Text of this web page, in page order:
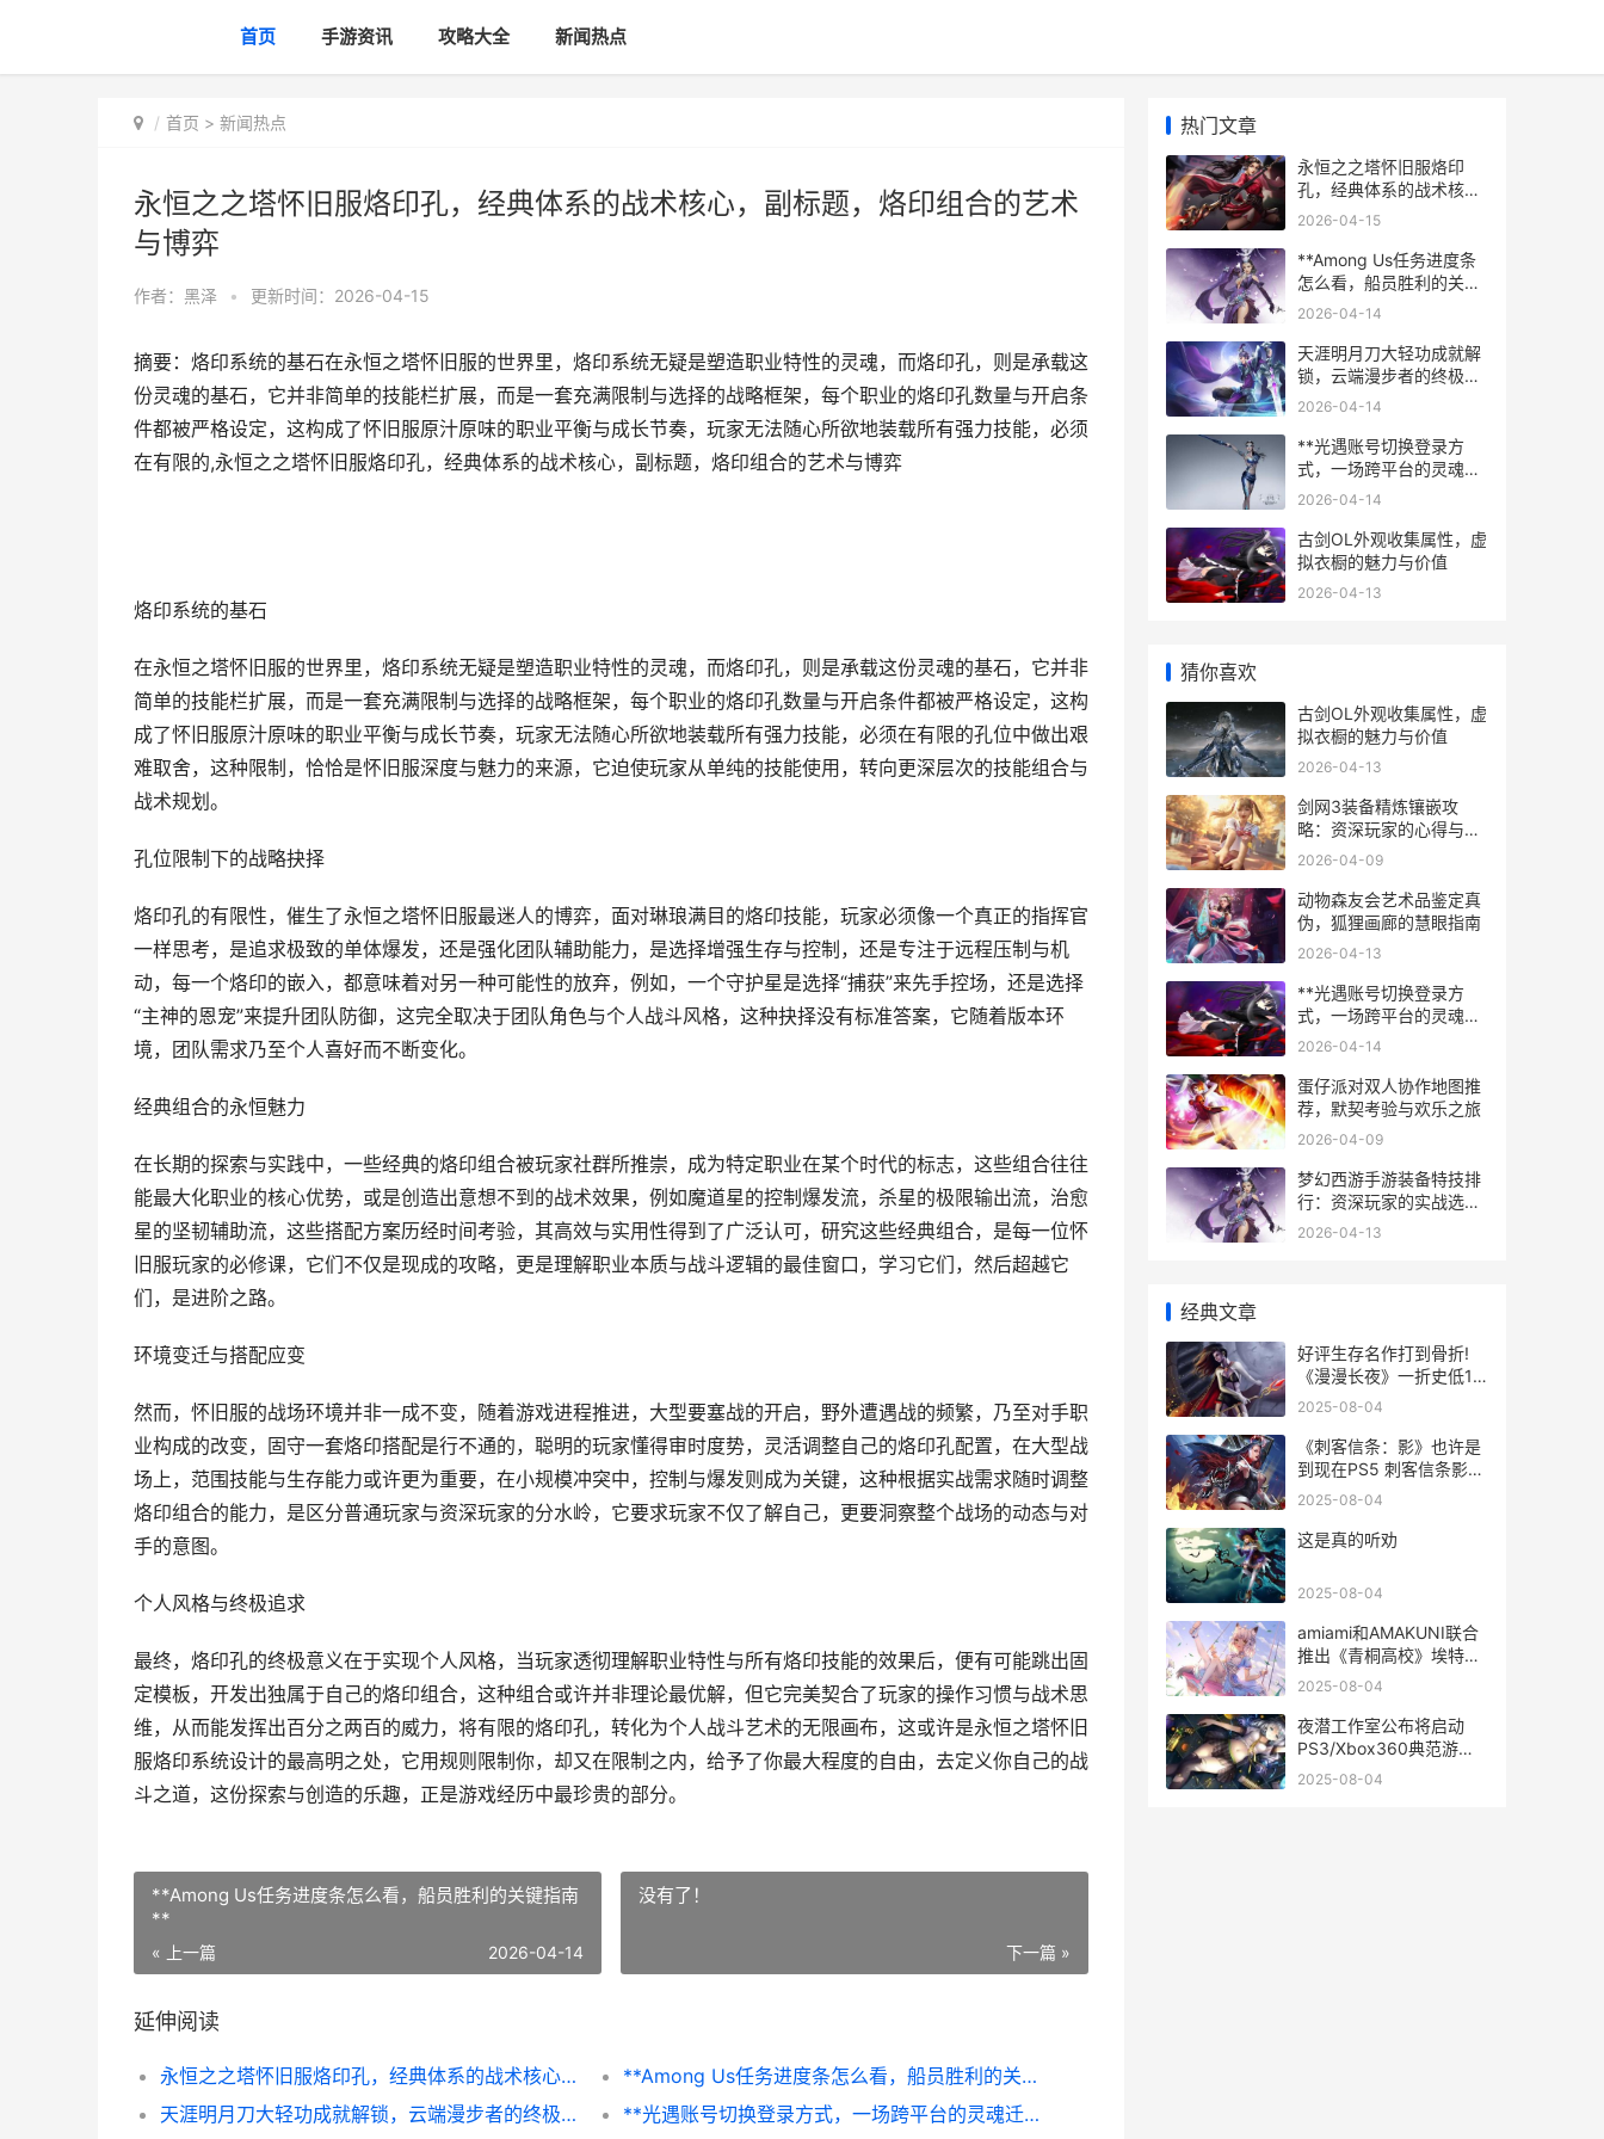
首页 手游资讯 攻略大全 新闻热点
首页 > 新闻热点
永恒之之塔怀旧服烙印孔，经典体系的战术核心，副标题，烙印组合的艺术
与博弈
作者： 黑泽 • 更新时间：2026-04-15
摘要：烙印系统的基石在永恒之塔怀旧服的世界里，烙印系统无疑是塑造职业特性的灵魂，而烙印孔，则是承载这
份灵魂的基石，它并非简单的技能栏扩展，而是一套充满限制与选择的战略框架，每个职业的烙印孔数量与开启条
件都被严格设定，这构成了怀旧服原汁原味的职业平衡与成长节奏，玩家无法随心所欲地装载所有强力技能，必须
在有限的,永恒之之塔怀旧服烙印孔，经典体系的战术核心，副标题，烙印组合的艺术与博弈
烙印系统的基石
在永恒之塔怀旧服的世界里，烙印系统无疑是塑造职业特性的灵魂，而烙印孔，则是承载这份灵魂的基石，它并非
简单的技能栏扩展，而是一套充满限制与选择的战略框架，每个职业的烙印孔数量与开启条件都被严格设定，这构
成了怀旧服原汁原味的职业平衡与成长节奏，玩家无法随心所欲地装载所有强力技能，必须在有限的孔位中做出艰
难取舍，这种限制，恰恰是怀旧服深度与魅力的来源，它迫使玩家从单纯的技能使用，转向更深层次的技能组合与
战术规划。
孔位限制下的战略抉择
烙印孔的有限性，催生了永恒之塔怀旧服最迷人的博弈，面对琳琅满目的烙印技能，玩家必须像一个真正的指挥官
一样思考，是追求极致的单体爆发，还是强化团队辅助能力，是选择增强生存与控制，还是专注于远程压制与机
动，每一个烙印的嵌入，都意味着对另一种可能性的放弃，例如，一个守护星是选择“捕获”来先手控场，还是选择
“主神的恩宠”来提升团队防御，这完全取决于团队角色与个人战斗风格，这种抉择没有标准答案，它随着版本环
境，团队需求乃至个人喜好而不断变化。
经典组合的永恒魅力
在长期的探索与实践中，一些经典的烙印组合被玩家社群所推崇，成为特定职业在某个时代的标志，这些组合往往
能最大化职业的核心优势，或是创造出意想不到的战术效果，例如魔道星的控制爆发流，杀星的极限输出流，治愈
星的坚韧辅助流，这些搭配方案历经时间考验，其高效与实用性得到了广泛认可，研究这些经典组合，是每一位怀
旧服玩家的必修课，它们不仅是现成的攻略，更是理解职业本质与战斗逻辑的最佳窗口，学习它们，然后超越它
们，是进阶之路。
环境变迁与搭配应变
然而，怀旧服的战场环境并非一成不变，随着游戏进程推进，大型要塞战的开启，野外遭遇战的频繁，乃至对手职
业构成的改变，固守一套烙印搭配是行不通的，聪明的玩家懂得审时度势，灵活调整自己的烙印孔配置，在大型战
场上，范围技能与生存能力或许更为重要，在小规模冲突中，控制与爆发则成为关键，这种根据实战需求随时调整
烙印组合的能力，是区分普通玩家与资深玩家的分水岭，它要求玩家不仅了解自己，更要洞察整个战场的动态与对
手的意图。
个人风格与终极追求
最终，烙印孔的终极意义在于实现个人风格，当玩家透彻理解职业特性与所有烙印技能的效果后，便有可能跳出固
定模板，开发出独属于自己的烙印组合，这种组合或许并非理论最优解，但它完美契合了玩家的操作习惯与战术思
维，从而能发挥出百分之两百的威力，将有限的烙印孔，转化为个人战斗艺术的无限画布，这或许是永恒之塔怀旧
服烙印系统设计的最高明之处，它用规则限制你，却又在限制之内，给予了你最大程度的自由，去定义你自己的战
斗之道，这份探索与创造的乐趣，正是游戏经历中最珍贵的部分。
**Among Us任务进度条怎么看，船员胜利的关键指南
**
« 上一篇 2026-04-14
没有了！
下一篇 »
延伸阅读
永恒之之塔怀旧服烙印孔，经典体系的战术核心，副标题，烙印组合的艺术与博弈
**Among Us任务进度条怎么看，船员胜利的关键指南**
天涯明月刀大轻功成就解锁，云端漫步者的终极浪漫
**光遇账号切换登录方式，一场跨平台的灵魂迁徙**
热门文章
永恒之之塔怀旧服烙印
孔，经典体系的战术核
心，副标题，烙印组合的
2026-04-15
**Among Us任务进度条
怎么看，船员胜利的关键
指南**
2026-04-14
天涯明月刀大轻功成就解
锁，云端漫步者的终极浪
漫
2026-04-14
**光遇账号切换登录方
式，一场跨平台的灵魂迁
徙**
2026-04-14
古剑OL外观收集属性，虚
拟衣橱的魅力与价值
2026-04-13
猜你喜欢
古剑OL外观收集属性，虚
拟衣橱的魅力与价值
2026-04-13
剑网3装备精炼镶嵌攻
略：资深玩家的心得与细
节
2026-04-09
动物森友会艺术品鉴定真
伪，狐狸画廊的慧眼指南
2026-04-13
**光遇账号切换登录方
式，一场跨平台的灵魂迁
徙**
2026-04-14
蛋仔派对双人协作地图推
荐，默契考验与欢乐之旅
2026-04-09
梦幻西游手游装备特技排
行：资深玩家的实战选择
指南
2026-04-13
经典文章
好评生存名作打到骨折!
《漫漫长夜》一折史低10
元 生存游戏评价
2025-08-04
《刺客信条：影》也许是
到现在PS5 刺客信条影藏
蝶人支线
2025-08-04
这是真的听劝
2025-08-04
amiami和AMAKUNI联合
推出《青桐高校》埃特拉
模型 ami amalia
2025-08-04
夜潜工作室公布将启动
PS3/Xbox360典范游戏
重制计划 夜潜出潜的意思
2025-08-04